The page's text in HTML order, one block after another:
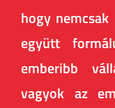
hogy
együtt
emberibb
vagyok az